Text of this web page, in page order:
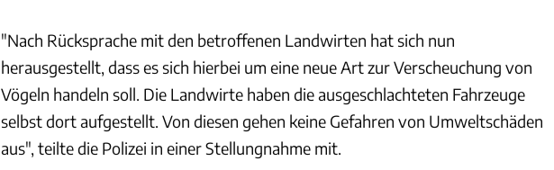
"Nach Rücksprache mit den betroffenen Landwirten hat sich nun
herausgestellt, dass es sich hierbei um eine neue Art zur Verscheuchung von
Vögeln handeln soll. Die Landwirte haben die ausgeschlachteten Fahrzeuge
selbst dort aufgestellt. Von diesen gehen keine Gefahren von Umweltschäden
aus", teilte die Polizei in einer Stellungnahme mit.